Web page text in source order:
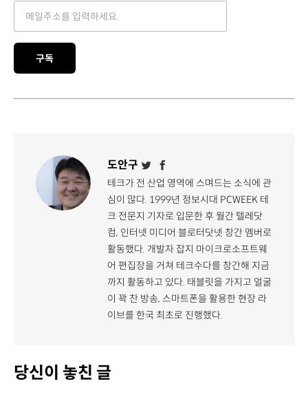
Email address
구독
도안구
테크가 전 산업 영역에 스며드는 소식에 관
심이 많다. 1999년 정보시대 PCWEEK 테
크 전문지 기자로 입문한 후 월간 텔레닷
컴, 인터넷 미디어 블로터닷넷 창간 멤버로
활동했다. 개발자 잡지 마이크로소프트웨
어 편집장을 거쳐 테크수다를 창간해 지금
까지 활동하고 있다. 태블릿을 가지고 얼굴
이 꽉 찬 방송, 스마트폰을 활용한 현장 라
이브를 한국 최초로 진행했다.
당신이 놓친 글